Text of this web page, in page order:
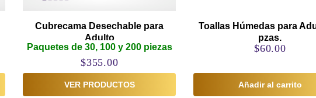
Cubrecama Desechable para
Adulto
Paquetes de 30, 100 y 200 piezas
$355.00
VER PRODUCTOS
Toallas Húmedas para
pzas.
$60.00
Añadir al carrito